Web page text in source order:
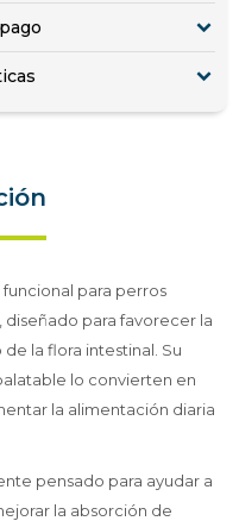
para perros
para favorecer la
la flora intestinal. Su
lo convierten en
la alimentación diaria
pensado para ayudar a
la absorción de